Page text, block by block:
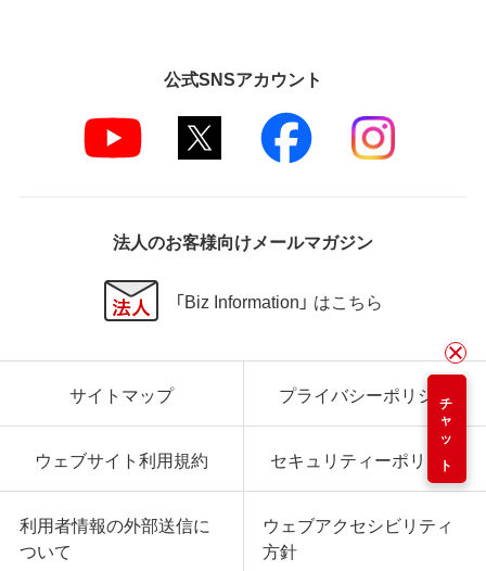
チャット
公式SNSアカウント
法人のお客様向けメールマガジン
「Biz Information」 はこちら
サイトマップ プライバシーポリシー
ウェブサイト利用規約 セキュリティーポリシー
利用者情報の外部送信に
ついて
ウェブアクセシビリティ
方針